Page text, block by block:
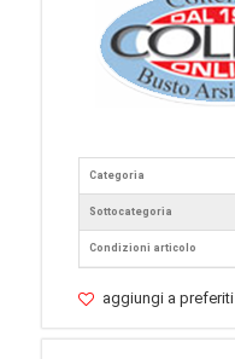
Categoria
Sottocategoria
Condizioni articolo
aggiungi a preferiti